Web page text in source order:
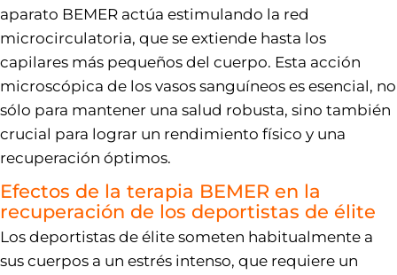
aparato BEMER actúa estimulando la red
microcirculatoria, que se extiende hasta los
capilares más pequeños del cuerpo. Esta acción
microscópica de los vasos sanguíneos es esencial, no
sólo para mantener una salud robusta, sino también
crucial para lograr un rendimiento físico y una
recuperación óptimos.
Efectos de la terapia BEMER en la
recuperación de los deportistas de élite
Los deportistas de élite someten habitualmente a
sus cuerpos a un estrés intenso, que requiere un